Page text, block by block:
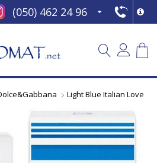
(050) 462 24 96
Light Blue Italian Love